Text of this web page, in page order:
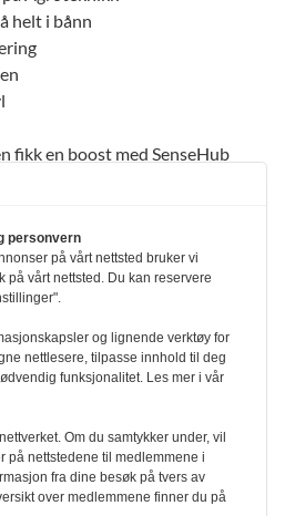
helt i bånn
fikk en boost med SenseHub
personvern
på vårt nettsted bruker vi
på vårt nettsted. Du kan reservere
og lignende verktøy for
nettlesere, tilpasse innhold til deg
funksjonalitet. Les mer i vår
Om du samtykker under, vil
på nettstedene til medlemmene i
fra dine besøk på tvers av
over medlemmene finner du på